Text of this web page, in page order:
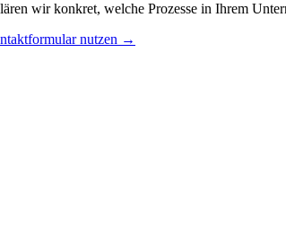
wir konkret, welche Prozesse in Ihrem
nutzen →